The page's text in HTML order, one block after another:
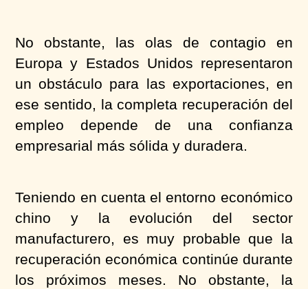
No obstante, las olas de contagio en
Europa y Estados Unidos representaron
unobstáculo para las exportaciones, en
ese sentido, la completa recuperación del
empleo depende de una confianza
empresarial más sólida y duradera.
Teniendo en cuenta el entorno económico
chino y la evolución del sector
manufacturero, es muy probable que la
recuperación económica continúe durante
los próximos meses. No obstante, la